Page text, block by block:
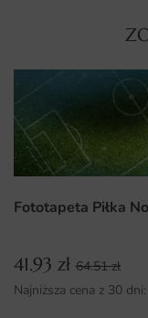
Dzięki
pozostawiając
lubią zmiany i chcą
Dlaczego warto
Uniwersalny
Łatwy i szybki
Fototapeta Piłka
41.93 zł 64.51zł
Najniższa cena z 30 dni: